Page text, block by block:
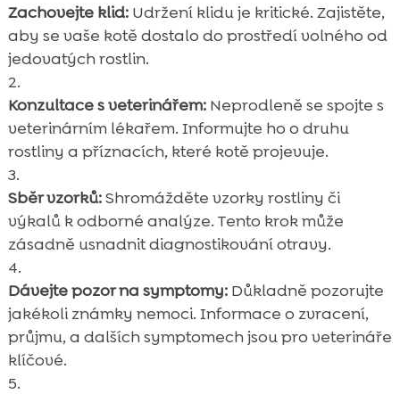
Zachovejte klid:Udržení klidu je kritické. Zajistěte,
aby se vaše kotě dostalo do prostředí volného od
jedovatých rostlin.
Konzultace s veterinářem:Neprodleně se spojte s
veterinárním lékařem. Informujte ho o druhu
rostliny a příznacích, které kotě projevuje.
Sběr vzorků:Shromážděte vzorky rostliny či
výkalů k odborné analýze. Tento krok může
zásadně usnadnit diagnostikování otravy.
Dávejte pozor na symptomy:Důkladně pozorujte
jakékoli známky nemoci. Informace o zvracení,
průjmu, a dalších symptomech jsou pro veterináře
klíčové.